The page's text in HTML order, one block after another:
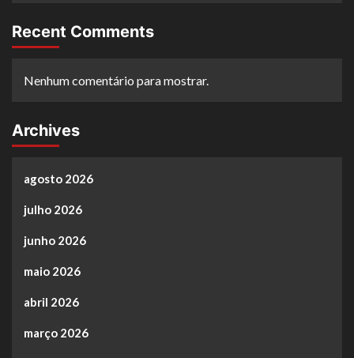
Recent Comments
Nenhum comentário para mostrar.
Archives
agosto 2026
julho 2026
junho 2026
maio 2026
abril 2026
março 2026